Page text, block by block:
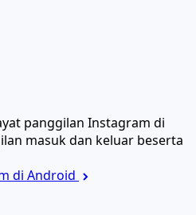
panggilan Instagram di
masuk dan keluar beserta
di Android